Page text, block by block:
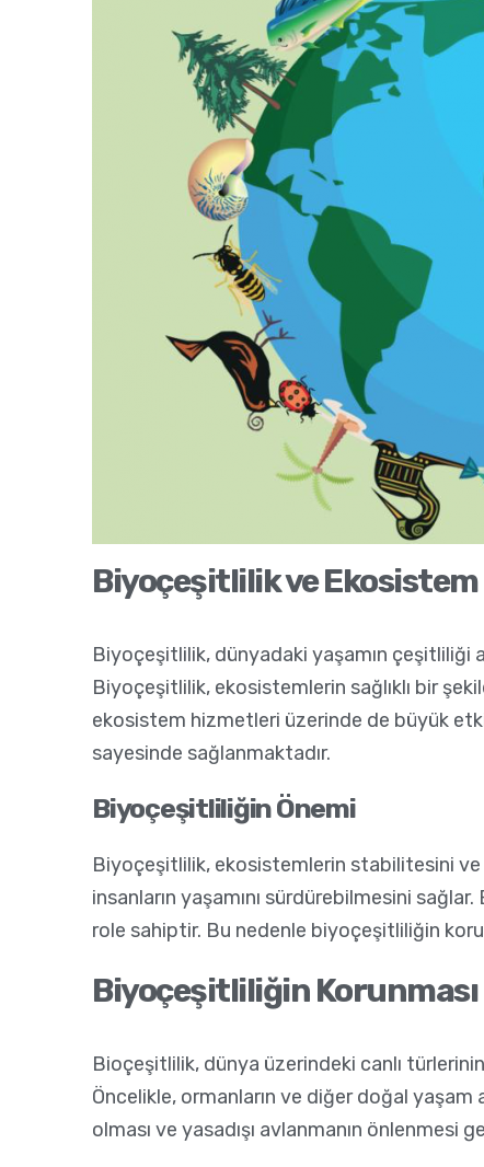
Biyoçeşitlilik ve
Biyoçeşitlilik, dünyadaki yaşamın çeşitliliği
Biyoçeşitlilik, ekosistemlerin sağlıklı bir
ekosistem hizmetleri üzerinde de büyük
sayesinde sağlanmaktadır.
Biyoçeşitliliğin Önemi
Biyoçeşitlilik, ekosistemlerin stabilitesini ve
insanların yaşamını sürdürebilmesini
role sahiptir. Bu nedenle biyoçeşitliliğin
Biyoçeşitliliğin Korunması
Bioçeşitlilik, dünya üzerindeki canlı
Öncelikle, ormanların ve diğer doğal yaşam
olması ve yasadışı avlanmanın önlenmesi